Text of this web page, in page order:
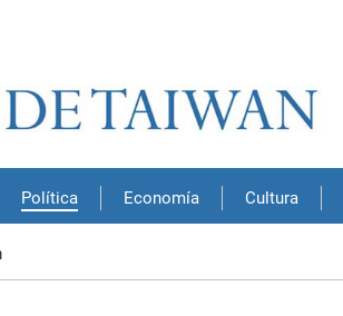
Política Economía Cultura